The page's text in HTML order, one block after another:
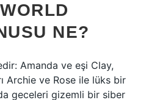
NE?
Amanda ve eşi Clay,
Archie ve Rose ile lüks bir
geceleri gizemli bir siber